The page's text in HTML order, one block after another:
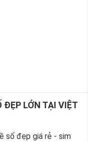
ĐẸP LỚN TẠI VIỆT
số đẹp giá rẻ - sim